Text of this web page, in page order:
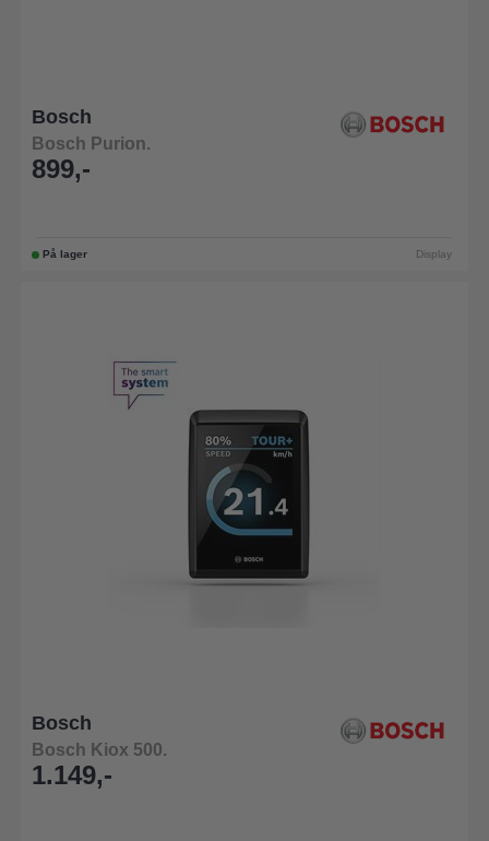
Bosch
Bosch Purion.
899,-
På lager Display
Bosch
Bosch Kiox 500.
1.149,-